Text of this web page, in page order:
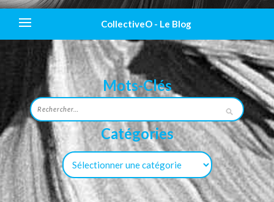
CollectiveO - Le Blog
Mots-Clés
Catégories